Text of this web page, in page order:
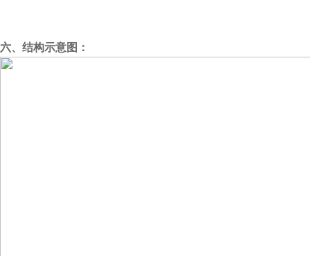
六、结构示意图：